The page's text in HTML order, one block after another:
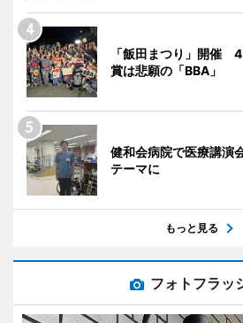
「飯田まつり」開催
賞は悲願の「BBA」
健和会病院で医療講
テーマに
もっと見る
フォトフラッ